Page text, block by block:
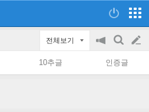
전체보기
공
on/off
검
색
글
쓰
10추글 인증글